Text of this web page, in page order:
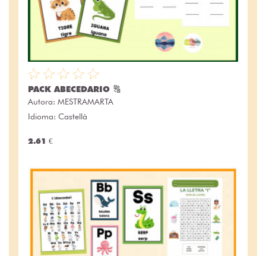
PACK ABECEDARIO 🔠
Autora: MESTRAMARTA
Idioma: Castellà
2.61 €